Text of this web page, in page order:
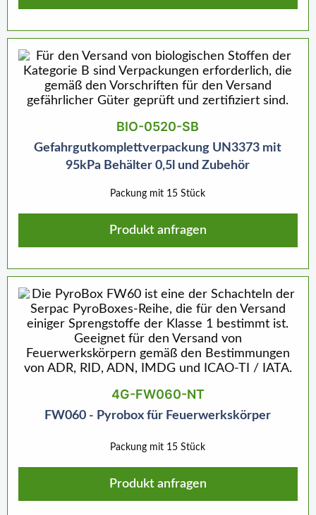
BIO-0520-SB
Gefahrgutkomplettverpackung UN3373 mit
95kPa Behälter 0,5l und Zubehör
Packung mit 15 Stück
Produkt anfragen
4G-FW060-NT
FW060 - Pyrobox für Feuerwerkskörper
Packung mit 15 Stück
Produkt anfragen